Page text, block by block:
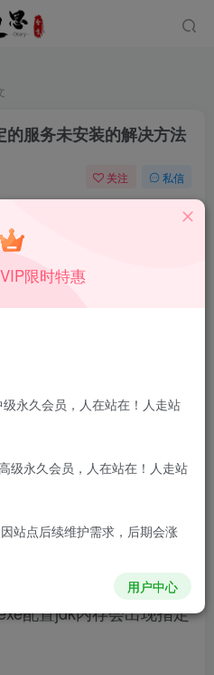
服务未安装的解决方法
关注 私信
仅供学习和交流，请勿用于商业
第一时间联系我们删除！
。
配置jdk内存会出现指定
限时特惠
永久会员，人在站在！人走站
级永久会员，人在站在！人走站
站点后续维护需求，后期会涨
用户中心